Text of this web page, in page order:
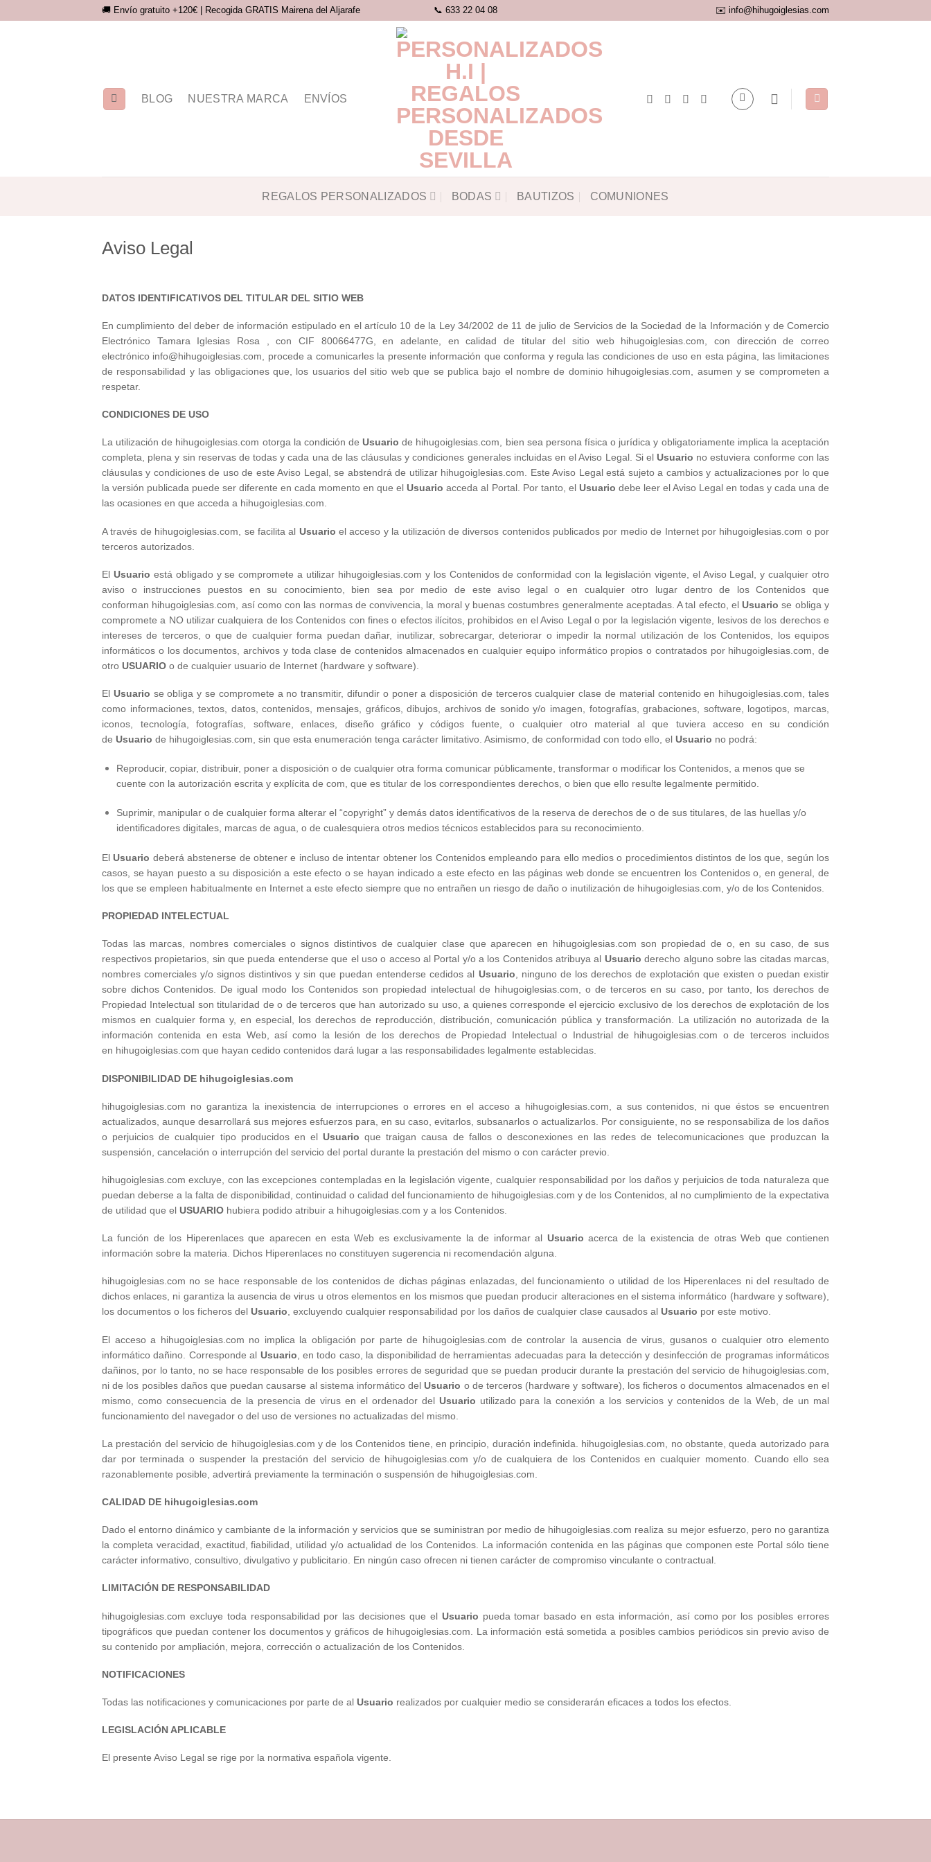
🚚 Envío gratuito +120€ | Recogida GRATIS Mairena del Aljarafe 📞 633 22 04 08 ✉️ info@hihugoiglesias.com
BLOG NUESTRA MARCA ENVÍOS
REGALOS PERSONALIZADOS BODAS BAUTIZOS COMUNIONES
Aviso Legal
DATOS IDENTIFICATIVOS DEL TITULAR DEL SITIO WEB
En cumplimiento del deber de información estipulado en el artículo 10 de la Ley 34/2002 de 11 de julio de Servicios de la Sociedad de la Información y de Comercio
Electrónico Tamara Iglesias Rosa , con CIF 80066477G, en adelante, en calidad de titular del sitio web hihugoiglesias.com, con dirección de correo
electrónico info@hihugoiglesias.com, procede a comunicarles la presente información que conforma y regula las condiciones de uso en esta página, las limitaciones
de responsabilidad y las obligaciones que, los usuarios del sitio web que se publica bajo el nombre de dominio hihugoiglesias.com, asumen y se comprometen a
respetar.
CONDICIONES DE USO
La utilización de hihugoiglesias.com otorga la condición deUsuario de hihugoiglesias.com, bien sea persona física o jurídica y obligatoriamente implica la aceptación
completa, plena y sin reservas de todas y cada una de las cláusulas y condiciones generales incluidas en el Aviso Legal. Si elUsuario no estuviera conforme con las
cláusulas y condiciones de uso de este Aviso Legal, se abstendrá de utilizar hihugoiglesias.com. Este Aviso Legal está sujeto a cambios y actualizaciones por lo que
la versión publicada puede ser diferente en cada momento en que elUsuario acceda al Portal. Por tanto, el Usuario debe leer el Aviso Legal en todas y cada una de
las ocasiones en que acceda a hihugoiglesias.com.
A través de hihugoiglesias.com, se facilita al Usuario el acceso y la utilización de diversos contenidos publicados por medio de Internet por hihugoiglesias.com o por
terceros autorizados.
El Usuario está obligado y se compromete a utilizar hihugoiglesias.com y los Contenidos de conformidad con la legislación vigente, el Aviso Legal, y cualquier otro
aviso o instrucciones puestos en su conocimiento, bien sea por medio de este aviso legal o en cualquier otro lugar dentro de los Contenidos que
conforman hihugoiglesias.com, así como con las normas de convivencia, la moral y buenas costumbres generalmente aceptadas. A tal efecto, elUsuario se obliga y
compromete a NO utilizar cualquiera de los Contenidos con fines o efectos ilícitos, prohibidos en el Aviso Legal o por la legislación vigente, lesivos de los derechos e
intereses de terceros, o que de cualquier forma puedan dañar, inutilizar, sobrecargar, deteriorar o impedir la normal utilización de los Contenidos, los equipos
informáticos o los documentos, archivos y toda clase de contenidos almacenados en cualquier equipo informático propios o contratados por hihugoiglesias.com, de
otro USUARIO o de cualquier usuario de Internet (hardware y software).
El Usuario se obliga y se compromete a no transmitir, difundir o poner a disposición de terceros cualquier clase de material contenido en hihugoiglesias.com, tales
como informaciones, textos, datos, contenidos, mensajes, gráficos, dibujos, archivos de sonido y/o imagen, fotografías, grabaciones, software, logotipos, marcas,
iconos, tecnología, fotografías, software, enlaces, diseño gráfico y códigos fuente, o cualquier otro material al que tuviera acceso en su condición
de Usuario de hihugoiglesias.com, sin que esta enumeración tenga carácter limitativo. Asimismo, de conformidad con todo ello, el Usuario no podrá:
Reproducir, copiar, distribuir, poner a disposición o de cualquier otra forma comunicar públicamente, transformar o modificar los Contenidos, a menos que se
cuente con la autorización escrita y explícita de com, que es titular de los correspondientes derechos, o bien que ello resulte legalmente permitido.
Suprimir, manipular o de cualquier forma alterar el “copyright” y demás datos identificativos de la reserva de derechos de o de sus titulares, de las huellas y/o
identificadores digitales, marcas de agua, o de cualesquiera otros medios técnicos establecidos para su reconocimiento.
ElUsuario deberá abstenerse de obtener e incluso de intentar obtener los Contenidos empleando para ello medios o procedimientos distintos de los que, según los
casos, se hayan puesto a su disposición a este efecto o se hayan indicado a este efecto en las páginas web donde se encuentren los Contenidos o, en general, de
los que se empleen habitualmente en Internet a este efecto siempre que no entrañen un riesgo de daño o inutilización de hihugoiglesias.com, y/o de los Contenidos.
PROPIEDAD INTELECTUAL
Todas las marcas, nombres comerciales o signos distintivos de cualquier clase que aparecen en hihugoiglesias.com son propiedad de o, en su caso, de sus
respectivos propietarios, sin que pueda entenderse que el uso o acceso al Portal y/o a los Contenidos atribuya al Usuario derecho alguno sobre las citadas marcas,
nombres comerciales y/o signos distintivos y sin que puedan entenderse cedidos al Usuario, ninguno de los derechos de explotación que existen o puedan existir
sobre dichos Contenidos. De igual modo los Contenidos son propiedad intelectual de hihugoiglesias.com, o de terceros en su caso, por tanto, los derechos de
Propiedad Intelectual son titularidad de o de terceros que han autorizado su uso, a quienes corresponde el ejercicio exclusivo de los derechos de explotación de los
mismos en cualquier forma y, en especial, los derechos de reproducción, distribución, comunicación pública y transformación. La utilización no autorizada de la
información contenida en esta Web, así como la lesión de los derechos de Propiedad Intelectual o Industrial de hihugoiglesias.com o de terceros incluidos
en hihugoiglesias.com que hayan cedido contenidos dará lugar a las responsabilidades legalmente establecidas.
DISPONIBILIDAD DE hihugoiglesias.com
hihugoiglesias.com no garantiza la inexistencia de interrupciones o errores en el acceso a hihugoiglesias.com, a sus contenidos, ni que éstos se encuentren
actualizados, aunque desarrollará sus mejores esfuerzos para, en su caso, evitarlos, subsanarlos o actualizarlos. Por consiguiente, no se responsabiliza de los daños
o perjuicios de cualquier tipo producidos en elUsuario que traigan causa de fallos o desconexiones en las redes de telecomunicaciones que produzcan la
suspensión, cancelación o interrupción del servicio del portal durante la prestación del mismo o con carácter previo.
hihugoiglesias.com excluye, con las excepciones contempladas en la legislación vigente, cualquier responsabilidad por los daños y perjuicios de toda naturaleza que
puedan deberse a la falta de disponibilidad, continuidad o calidad del funcionamiento de hihugoiglesias.com y de los Contenidos, al no cumplimiento de la expectativa
de utilidad que el USUARIO hubiera podido atribuir a hihugoiglesias.com y a los Contenidos.
La función de los Hiperenlaces que aparecen en esta Web es exclusivamente la de informar al Usuario acerca de la existencia de otras Web que contienen
información sobre la materia. Dichos Hiperenlaces no constituyen sugerencia ni recomendación alguna.
hihugoiglesias.com no se hace responsable de los contenidos de dichas páginas enlazadas, del funcionamiento o utilidad de los Hiperenlaces ni del resultado de
dichos enlaces, ni garantiza la ausencia de virus u otros elementos en los mismos que puedan producir alteraciones en el sistema informático (hardware y software),
los documentos o los ficheros del Usuario, excluyendo cualquier responsabilidad por los daños de cualquier clase causados al Usuario por este motivo.
El acceso a hihugoiglesias.com no implica la obligación por parte de hihugoiglesias.com de controlar la ausencia de virus, gusanos o cualquier otro elemento
informático dañino. Corresponde al Usuario , en todo caso, la disponibilidad de herramientas adecuadas para la detección y desinfección de programas informáticos
dañinos, por lo tanto, no se hace responsable de los posibles errores de seguridad que se puedan producir durante la prestación del servicio de hihugoiglesias.com,
ni de los posibles daños que puedan causarse al sistema informático delUsuario o de terceros (hardware y software), los ficheros o documentos almacenados en el
mismo, como consecuencia de la presencia de virus en el ordenador del Usuario utilizado para la conexión a los servicios y contenidos de la Web, de un mal
funcionamiento del navegador o del uso de versiones no actualizadas del mismo.
La prestación del servicio de hihugoiglesias.com y de los Contenidos tiene, en principio, duración indefinida. hihugoiglesias.com, no obstante, queda autorizado para
dar por terminada o suspender la prestación del servicio de hihugoiglesias.com y/o de cualquiera de los Contenidos en cualquier momento. Cuando ello sea
razonablemente posible, advertirá previamente la terminación o suspensión de hihugoiglesias.com.
CALIDAD DE hihugoiglesias.com
Dado el entorno dinámico y cambiante de la información y servicios que se suministran por medio de hihugoiglesias.com realiza su mejor esfuerzo, pero no garantiza
la completa veracidad, exactitud, fiabilidad, utilidad y/o actualidad de los Contenidos. La información contenida en las páginas que componen este Portal sólo tiene
carácter informativo, consultivo, divulgativo y publicitario. En ningún caso ofrecen ni tienen carácter de compromiso vinculante o contractual.
LIMITACIÓN DE RESPONSABILIDAD
hihugoiglesias.com excluye toda responsabilidad por las decisiones que el Usuario pueda tomar basado en esta información, así como por los posibles errores
tipográficos que puedan contener los documentos y gráficos de hihugoiglesias.com. La información está sometida a posibles cambios periódicos sin previo aviso de
su contenido por ampliación, mejora, corrección o actualización de los Contenidos.
NOTIFICACIONES
Todas las notificaciones y comunicaciones por parte de al Usuario realizados por cualquier medio se considerarán eficaces a todos los efectos.
LEGISLACIÓN APLICABLE
El presente Aviso Legal se rige por la normativa española vigente.